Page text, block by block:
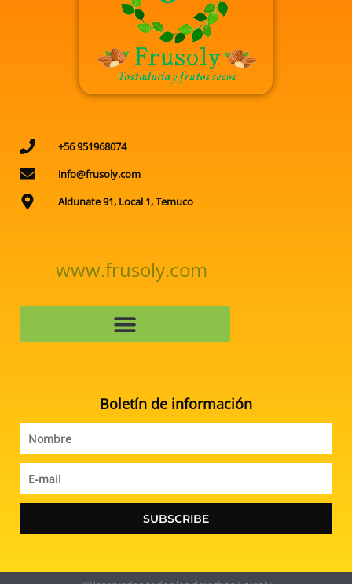
+56 951968074
info@frusoly.com
Aldunate 91, Local 1, Temuco
www.frusoly.com
Boletín de información
Nombre
Email
SUBSCRIBE